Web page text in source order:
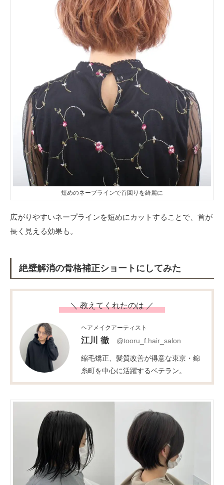
短めのネープラインで首回りを綺麗に
広がりやすいネープラインを短めにカットすることで、首が
長く見える効果も。
絶壁解消の骨格補正ショートにしてみた
＼ 教えてくれたのは ／
ヘアメイクアーティスト
江川 徹 @tooru_f.hair_salon
縮毛矯正、髪質改善が得意な東京・錦
糸町を中心に活躍するベテラン。